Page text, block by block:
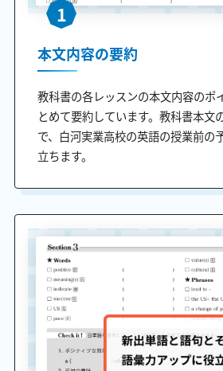
1
本文内容の要約
教科書の各レッスンの本文内容のポ
とめて要約しています。教科書本文
で、白河実業高校の英語の授業前の
立ちます。